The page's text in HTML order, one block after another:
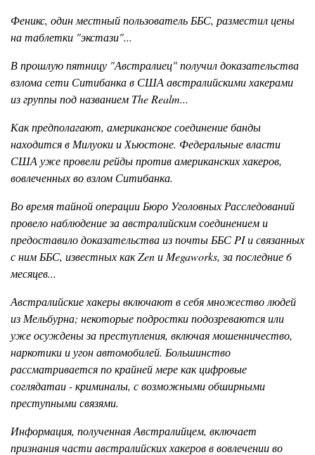
Феникс, один местный пользователь ББС, разместил цены
на таблетки "экстази"...
В прошлую пятницу "Австралиец" получил доказательства
взлома сети Ситибанка в США австралийскими хакерами
из группы под названием The Realm...
Как предполагают, американское соединение банды
находится в Милуоки и Хьюстоне. Федеральные власти
США уже провели рейды против американских хакеров,
вовлеченных во взлом Ситибанка.
Во время тайной операции Бюро Уголовных Расследований
провело наблюдение за австралийским соединением и
предоставило доказательства из почты ББС PI и связанных
с ним ББС, известных как Zen и Megaworks, за последние 6
месяцев...
Австралийские хакеры включают в себя множество людей
из Мельбурна; некоторые подростки подозреваются или
уже осуждены за преступления, включая мошенничество,
наркотики и угон автомобилей. Большинство
рассматривается по крайней мере как цифровые
соглядатаи - криминалы, с возможными обширными
преступными связями.
Информация, полученная Австралийцем, включает
признания части австралийских хакеров в вовлечении во